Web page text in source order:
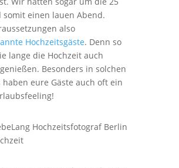
somit einen lauen Abend.
also
Hochzeitsgäste. Denn so
lange die Hochzeit auch
Besonders in solchen
haben eure Gäste auch oft ein